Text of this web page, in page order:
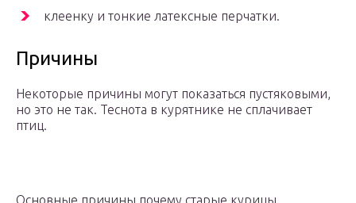
клеенку и тонкие латексные перчатки.
Причины
Некоторые причины могут показаться пустяковыми,
но это не так. Теснота в курятнике не сплачивает
птиц.
Основные причины почему старые курицы